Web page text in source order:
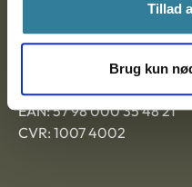
Tillad
Brug kun
Ankestyrelsen
EAN: 57 98 000 35 48 21
CVR: 1007 4002